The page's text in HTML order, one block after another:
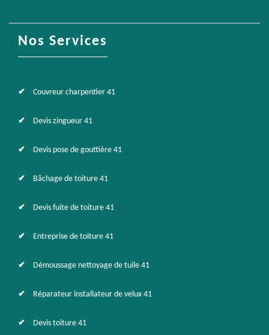
Nos Services
Couvreur charpentier 41
Devis zingueur 41
Devis pose de gouttière 41
Bâchage de toiture 41
Devis fuite de toiture 41
Entreprise de toiture 41
Démoussage nettoyage de tuile 41
Réparateur installateur de velux 41
Devis toiture 41